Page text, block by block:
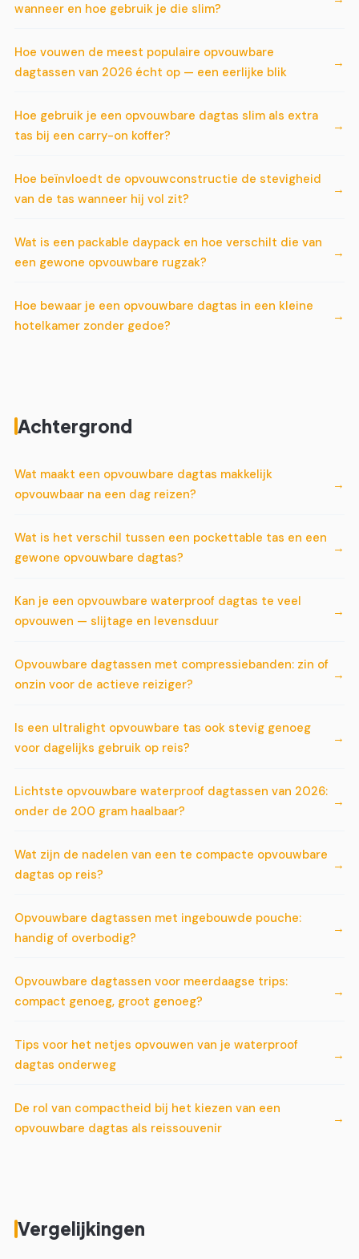
wanneer en hoe gebruik je die slim?
Hoe vouwen de meest populaire opvouwbare
dagtassen van 2026 écht op — een eerlijke blik
Hoe gebruik je een opvouwbare dagtas slim als extra
tas bij een carry-on koffer?
Hoe beïnvloedt de opvouwconstructie de stevigheid
van de tas wanneer hij vol zit?
Wat is een packable daypack en hoe verschilt die van
een gewone opvouwbare rugzak?
Hoe bewaar je een opvouwbare dagtas in een kleine
hotelkamer zonder gedoe?
Achtergrond
Wat maakt een opvouwbare dagtas makkelijk
opvouwbaar na een dag reizen?
Wat is het verschil tussen een pockettable tas en een
gewone opvouwbare dagtas?
Kan je een opvouwbare waterproof dagtas te veel
opvouwen — slijtage en levensduur
Opvouwbare dagtassen met compressiebanden: zin of
onzin voor de actieve reiziger?
Is een ultralight opvouwbare tas ook stevig genoeg
voor dagelijks gebruik op reis?
Lichtste opvouwbare waterproof dagtassen van 2026:
onder de 200 gram haalbaar?
Wat zijn de nadelen van een te compacte opvouwbare
dagtas op reis?
Opvouwbare dagtassen met ingebouwde pouche:
handig of overbodig?
Opvouwbare dagtassen voor meerdaagse trips:
compact genoeg, groot genoeg?
Tips voor het netjes opvouwen van je waterproof
dagtas onderweg
De rol van compactheid bij het kiezen van een
opvouwbare dagtas als reissouvenir
Vergelijkingen